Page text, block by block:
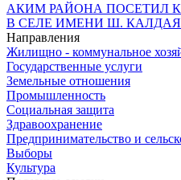
АКИМ РАЙОНА ПОСЕТИЛ
В СЕЛЕ ИМЕНИ Ш.
Направления
Жилищно - коммунальное
Государственные услуги
Земельные отношения
Промышленность
Социальная защита
Здравоохранение
Предпринимательство и
Выборы
Культура